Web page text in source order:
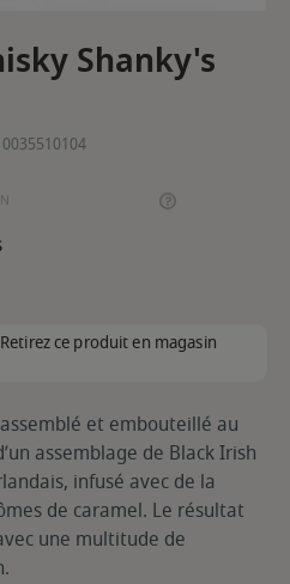
Shanky's
ce produit en magasin
et embouteillé au
assemblage de Black Irish
infusé avec de la
de caramel. Le résultat
une multitude de